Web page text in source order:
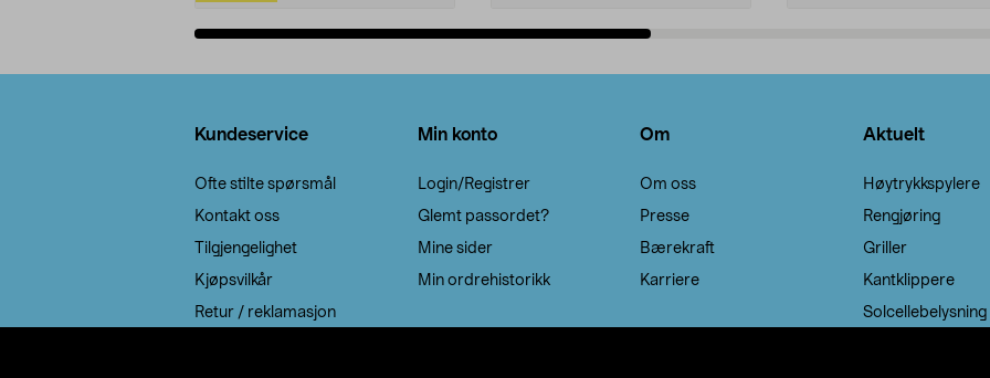
Kundeservice
Ofte stilte spørsmål
Kontakt oss
Tilgjengelighet
Kjøpsvilkår
Retur / reklamasjon
Min konto
Login/Registrer
Glemt passordet?
Mine sider
Min ordrehistorikk
Om
Om oss
Presse
Bærekraft
Karriere
Aktuelt
Høytrykkspylere
Rengjøring
Griller
Kantklippere
Solcellebelysning